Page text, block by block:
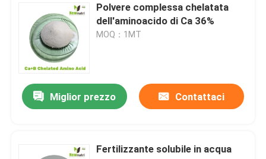
Acido fulvico del potassio
Fertilizzante dell'aminoacido
Polvere solubile di acido umico
Polvere complessa chelatata
dell'aminoacido di Ca 36%
MOQ：1MT
Miglior prezzo Contattaci
Fertilizzante solubile in acqua